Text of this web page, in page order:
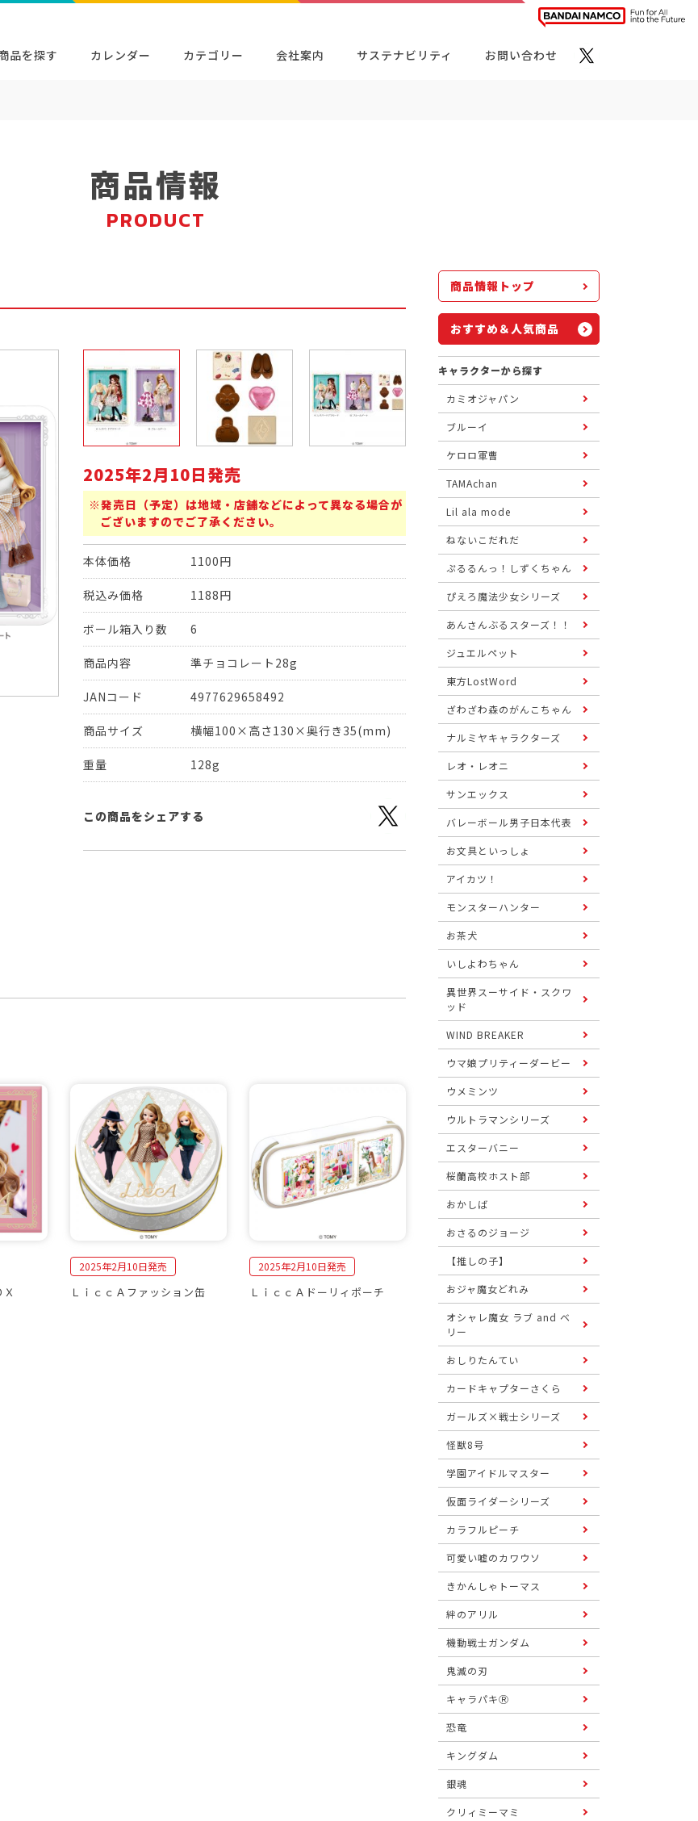
品を探す カレンダー カテゴリー 会社案内 サステナビリティ お問い合わせ
商品情報
PRODUCT
2025年2月10日発売
※発売日（予定）は地域・店舗などによって異なる場合が
ございますのでご了承ください。
本体価格 1100円
税込み価格 1188円
ボール箱入り数 6
商品内容 準チョコレート28g
JANコード 4977629658492
商品サイズ 横幅100×高さ130×奥行き35(mm)
重量 128g
この商品をシェアする
2025年2月10日発売
ＬｉｃｃＡファッション缶
2025年2月10日発売
ＬｉｃｃＡドーリィポーチ
商品情報トップ
おすすめ＆人気商品
キャラクターから探す
カミオジャパン
ブルーイ
ケロロ軍曹
TAMAchan
Lil ala mode
ねないこだれだ
ぷるるんっ！しずくちゃん
ぴえろ魔法少女シリーズ
あんさんぶるスターズ！！
ジュエルペット
東方LostWord
ざわざわ森のがんこちゃん
ナルミヤキャラクターズ
レオ・レオニ
サンエックス
バレーボール男子日本代表
お文具といっしょ
アイカツ！
モンスターハンター
お茶犬
いしよわちゃん
異世界スーサイド・スクワ
ッド
WIND BREAKER
ウマ娘プリティーダービー
ウメミンツ
ウルトラマンシリーズ
エスターバニー
桜蘭高校ホスト部
おかしば
おさるのジョージ
【推しの子】
おジャ魔女どれみ
オシャレ魔女 ラブ and ベ
リー
おしりたんてい
カードキャプターさくら
ガールズ×戦士シリーズ
怪獣8号
学園アイドルマスター
仮面ライダーシリーズ
カラフルピーチ
可愛い嘘のカワウソ
きかんしゃトーマス
絆のアリル
機動戦士ガンダム
鬼滅の刃
キャラパキⓇ
恐竜
キングダム
銀魂
クリィミーマミ